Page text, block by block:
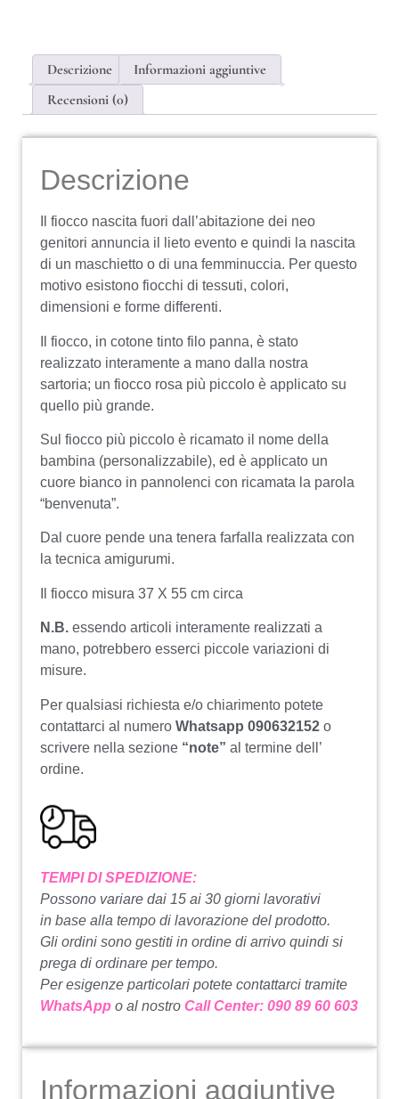
Descrizione
Informazioni aggiuntive
Recensioni (0)
Descrizione
Il fiocco nascita fuori dall’abitazione dei neo
genitori annuncia il lieto evento e quindi la nascita
di un maschietto o di una femminuccia. Per questo
motivo esistono fiocchi di tessuti, colori,
dimensioni e forme differenti.
Il fiocco, in cotone tinto filo panna, è stato
realizzato interamente a mano dalla nostra
sartoria; un fiocco rosa più piccolo è applicato su
quello più grande.
Sul fiocco più piccolo è ricamato il nome della
bambina (personalizzabile), ed è applicato un
cuore bianco in pannolenci con ricamata la parola
“benvenuta”.
Dal cuore pende una tenera farfalla realizzata con
la tecnica amigurumi.
Il fiocco misura 37 X 55 cm circa
N.B. essendo articoli interamente realizzati a
mano, potrebbero esserci piccole variazioni di
misure.
Per qualsiasi richiesta e/o chiarimento potete
contattarci al numero Whatsapp 090632152 o
scrivere nella sezione “note” al termine dell’
ordine.
TEMPI DI SPEDIZIONE:
Possono variare dai 15 ai 30 giorni lavorativi
in base alla tempo di lavorazione del prodotto.
Gli ordini sono gestiti in ordine di arrivo quindi si
prega di ordinare per tempo.
Per esigenze particolari potete contattarci tramite
WhatsApp o al nostro Call Center: 090 89 60 603
Informazioni aggiuntive